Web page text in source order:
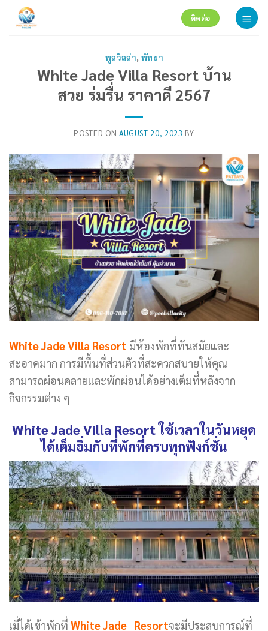
ติดต่อ
พูลวิลล่า, พัทยา
White Jade Villa Resort บ้าน
สวย ร่มรื่น ราคาดี 2567
POSTED ON AUGUST 20, 2023 BY
White Jade Villa Resort มีห้องพักที่ทันสมัยและ
สะอาดมาก การมีพื้นที่ส่วนตัวที่สะดวกสบายให้คุณ
สามารถผ่อนคลายและพักผ่อนได้อย่างเต็มที่หลังจาก
กิจกรรมต่าง ๆ
White Jade Villa Resort ใช้เวลาในวันหยุด
ได้เต็มอิ่มกับที่พักที่ครบทุกฟังก์ชั่น
เมื่ได้เข้าพักที่ White Jade Resortจะมีประสบการณ์ที่